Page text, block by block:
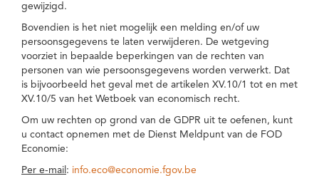
gewijzigd.
Bovendien is het niet mogelijk een melding en/of uw
persoonsgegevens te laten verwijderen. De wetgeving
voorziet in bepaalde beperkingen van de rechten van
personen van wie persoonsgegevens worden verwerkt. Dat
is bijvoorbeeld het geval met de artikelen XV.10/1 tot en met
XV.10/5 van het Wetboek van economisch recht.
Om uw rechten op grond van de GDPR uit te oefenen, kunt
u contact opnemen met de Dienst Meldpunt van de FOD
Economie:
Per e-mail : info.eco@economie.fgov.be